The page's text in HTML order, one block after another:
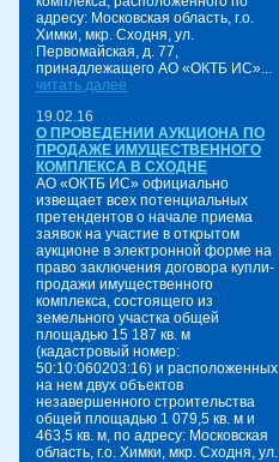
адресу: Московская область, г.о.
Химки, мкр. Сходня, ул.
Первомайская, д. 77,
принадлежащего АО «ОКТБ ИС»...
читать далее
19.02.16
О ПРОВЕДЕНИИ АУКЦИОНА ПО
ПРОДАЖЕ ИМУЩЕСТВЕННОГО
КОМПЛЕКСА В СХОДНЕ
АО «ОКТБ ИС» официально
извещает всех потенциальных
претендентов о начале приема
заявок на участие в открытом
аукционе в электронной форме на
право заключения договора купли-
продажи имущественного
комплекса, состоящего из
земельного участка общей
площадью 15 187 кв. м
(кадастровый номер:
50:10:060203:16) и расположенных
на нем двух объектов
незавершенного строительства
общей площадью 1 079,5 кв. м и
463,5 кв. м, по адресу: Московская
область, г.о. Химки, мкр. Сходня, ул.